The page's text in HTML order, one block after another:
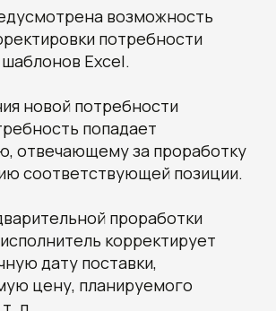
возможность
потребности
Excel.
новой потребности
попадает
отвечающему за проработку
соответствующей позиции.
проработки
корректирует
дату поставки,
цену, планируемого